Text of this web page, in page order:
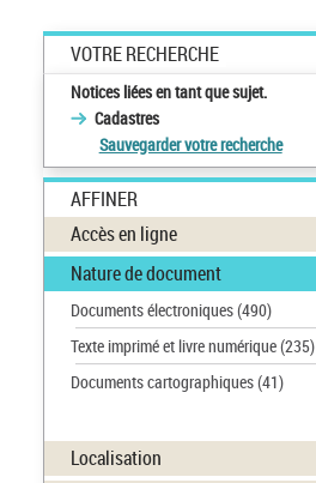
VOTRE RECHERCHE
Notices liées en tant que sujet.
Cadastres
Sauvegarder votre recherche
AFFINER
Accès en ligne
Nature de document
Documents électroniques(490)
Texte imprimé et livre numérique(235)
Documents cartographiques(41)
Localisation